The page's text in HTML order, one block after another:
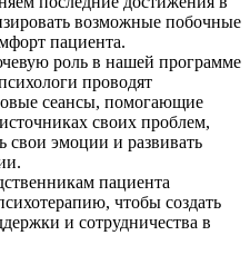
возможные побочные
пациента.
роль в нашей программе
проводят
сеансы, помогающие
своих проблем,
свои эмоции и развивать
пациента
чтобы создать
и сотрудничества в